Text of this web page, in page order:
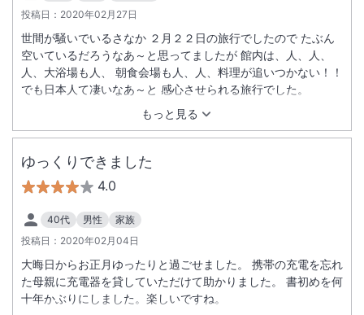
投稿日： 2020年02月27日
もっと見る
世間が騒いでいるさなか ２月２２日の旅行でしたので たぶん
空いているだろうなあ～と思ってましたが 館内は、人、人、
人、大浴場も人、 朝食会場も人、人、料理が追いつかない！！
でも日本人て凄いなあ～と 感心させられる旅行でした。
ゆっくりできました
4.0
40代 男性
家族
投稿日： 2020年02月04日
大晦日からお正月ゆったりと過ごせました。 携帯の充電を忘れ
た母親に充電器を貸していただけて助かりました。 書初めを何
十年かぶりにしました。楽しいですね。